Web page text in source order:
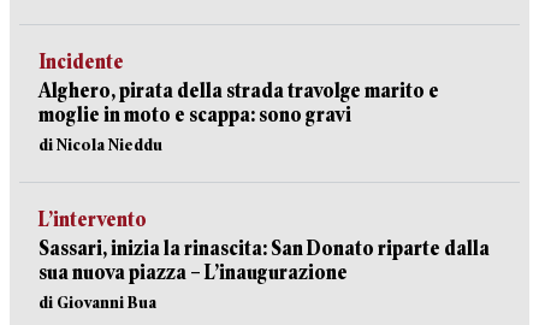
Incidente
Alghero, pirata della strada travolge marito e
moglie in moto e scappa: sono gravi
di Nicola Nieddu
L’intervento
Sassari, inizia la rinascita: San Donato riparte dalla
sua nuova piazza – L’inaugurazione
di Giovanni Bua